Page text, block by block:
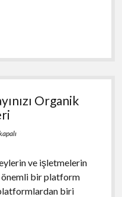
Organik
ve işletmelerin
önemli bir platform
biri